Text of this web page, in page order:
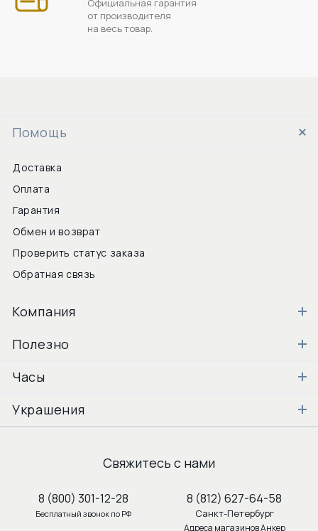
от производителя
на весь товар.
Помощь
Доставка
Оплата
Гарантия
Обмен и возврат
Проверить статус заказа
Обратная связь
Компания
Полезно
Часы
Украшения
Свяжитесь с нами
8 (800) 301-12-28
Бесплатный звонок по РФ
8 (812) 627-64-58
Санкт-Петербург
Адреса магазинов Анкер